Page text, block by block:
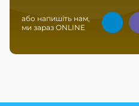
або напишіть нам,
ми зараз ONLINE